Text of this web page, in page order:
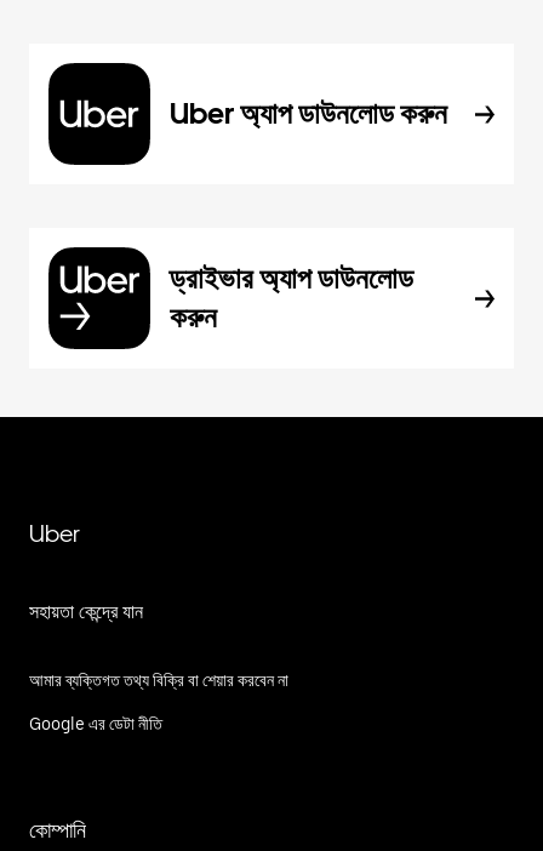
Uber অ্যাপ ডাউনলোড করুন
ড্রাইভার অ্যাপ ডাউনলোড
করুন
Uber
সহায়তা কেন্দ্রে যান
আমার ব্যক্তিগত তথ্য বিক্রি বা শেয়ার করবেন না
Google এর ডেটা নীতি
কোম্পানি